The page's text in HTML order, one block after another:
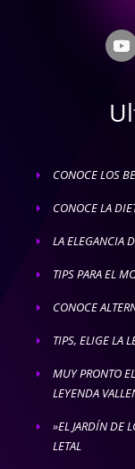
E CONOCE LOS
E CONOCE LA
E LA ELEGANCIA
E TIPS PARA EL
E CONOCE
E TIPS, ELIGE LA
E
MUY PRONTO
LEYENDA
E
»EL JARDÍN DE
LETAL